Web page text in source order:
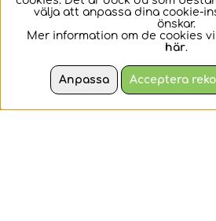
Algmedlet förhindrar
poolens botten och
väggar.
6
välja att anpassa dina cookie-
önskar.
Mer information om de cookies
här.
Anpassa Acceptera